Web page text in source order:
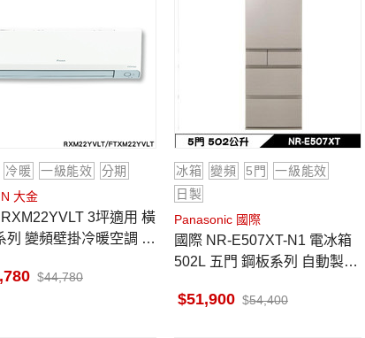
冷暖 一級能效
分期
大金
列 變頻壁掛冷暖空調 F
44,780
冰箱 變頻 5門
一級能效
日製
Panasonic 國際
國際 NR-E507XT-N1 電冰箱
502L 五門 鋼板系列 自動製冰
51,900 54,400